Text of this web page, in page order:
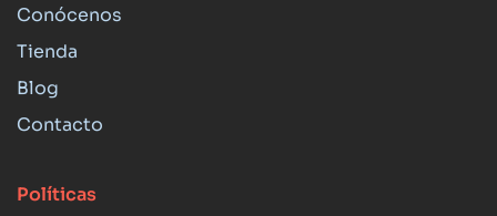
Conócenos
Tienda
Blog
Contacto
Políticas